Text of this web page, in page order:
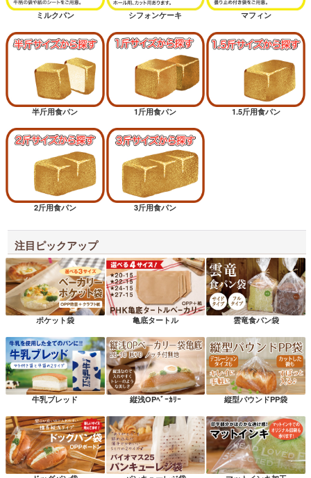
ミルクパン シフォンケーキ マフィン
半斤用食パン 1斤用食パン 1.5斤用食パン
2斤用食パン 3斤用食パン
注目ピックアップ
ポケット袋 亀底タートル 雲竜食パン袋
牛乳ブレッド 縦浅OPﾍﾞｰｶﾘｰ 縦型パウンドPP袋